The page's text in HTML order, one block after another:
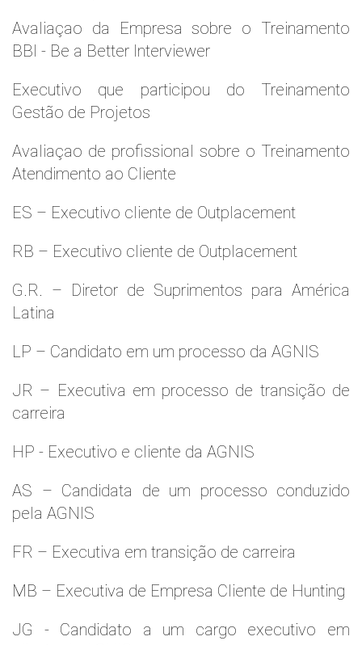
Avaliaçao da Empresa sobre o Treinamento
BBI - Be a Better Interviewer
Executivo que participou do Treinamento
Gestão de Projetos
Avaliaçao de profissional sobre o Treinamento
Atendimento ao Cliente
ES – Executivo cliente de Outplacement
RB – Executivo cliente de Outplacement
G.R. – Diretor de Suprimentos para América
Latina
LP – Candidato em um processo da AGNIS
JR – Executiva em processo de transição de
carreira
HP - Executivo e cliente da AGNIS
AS – Candidata de um processo conduzido
pela AGNIS
FR – Executiva em transição de carreira
MB – Executiva de Empresa Cliente de Hunting
JG - Candidato a um cargo executivo em